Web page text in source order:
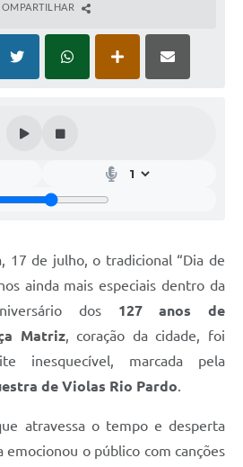
17 de julho, o tradicional “Dia de
ainda mais especiais dentro da
dos 127 anos de
Matriz, coração da cidade, foi
inesquecível, marcada pela
de Violas Rio Pardo.
atravessa o tempo e desperta
emocionou o público com canções